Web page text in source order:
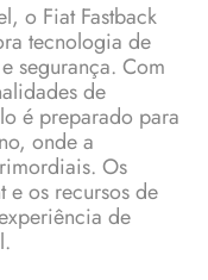
o Fiat Fastback
tecnologia de
segurança. Com
de
é preparado para
onde a
Os
e os recursos de
de